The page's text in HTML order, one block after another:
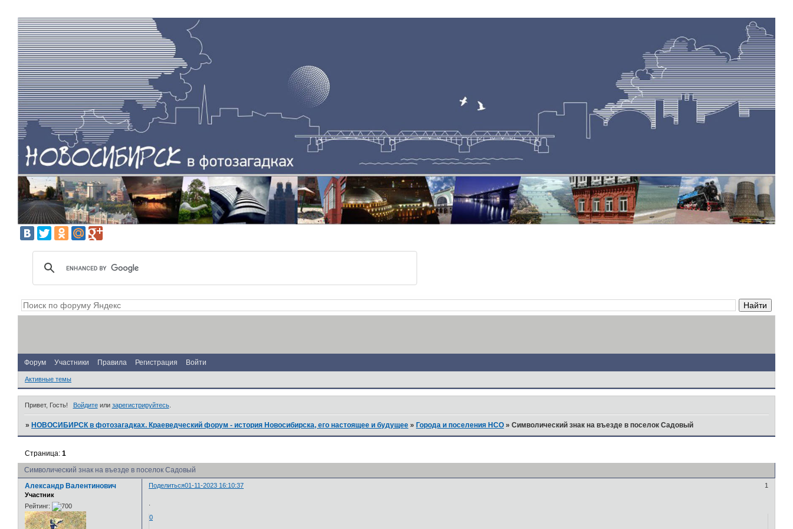
Форум Участники Правила Регистрация Войти
Активные темы
Привет, Гость! Войдитеили зарегистрируйтесь.
»НОВОСИБИРСК в фотозагадках. Краеведческий форум - история Новосибирска, его настоящее и будущее »Города и поселения НСО »Символический знак на въезде в поселок Садовый
Символический знак на въезде в поселок Садовый
Страница:1
Поделиться 1
01-11-2023 16:10:37
Александр Валентинович
Участник
Рейтинг:
0